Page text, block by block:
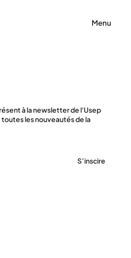
Menu
à la newsletter de l'Usep
les nouveautés de la
S’inscire